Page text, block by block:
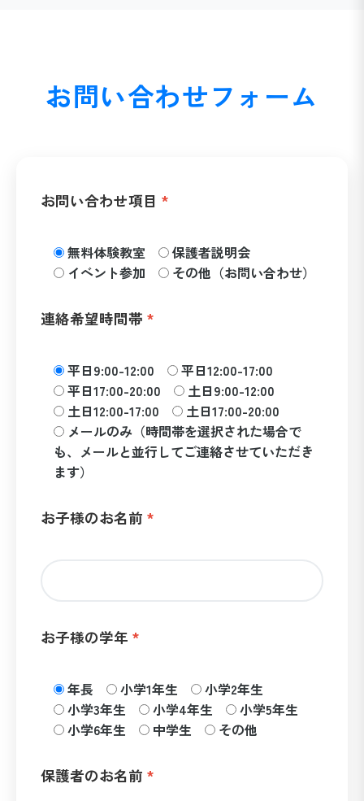
お問い合わせフォーム
お問い合わせ項目
無料体験教室
保護者説明会
イベント参加
その他（お問い合わせ）
連絡希望時間帯
平日9:00-12:00
平日12:00-17:00
平日17:00-20:00
土日9:00-12:00
土日12:00-17:00
土日17:00-20:00
メールのみ（時間帯を選択された場合で
も、メールと並行してご連絡させていただき
ます）
お子様のお名前
お子様の学年
年長 小学1年生
小学2年生
小学3年生
小学4年生
小学5年生
小学6年生
中学生 その他
保護者のお名前